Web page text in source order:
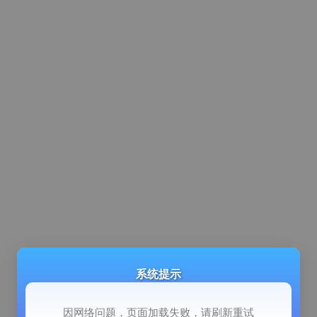
系统提示
因网络问题，页面加载失败，请刷新重试